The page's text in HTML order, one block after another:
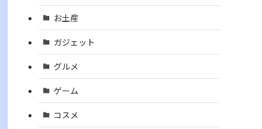
お土産
ガジェット
グルメ
ゲーム
コスメ